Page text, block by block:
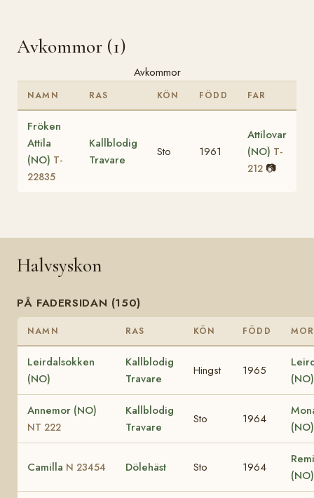
Avkommor (1)
Avkommor
NAMN RAS KÖN FÖDD FAR
Fröken
Attila
(NO) T-
22835
Kallblodig
Travare
Sto 1961
Attilovar
(NO) T-
212 📷
Halvsyskon
PÅ FADERSIDAN (150)
NAMN RAS KÖN FÖDD MOR
Leirdalsokken
(NO)
Kallblodig
Travare
Hingst 1965
(NO)
Annemor (NO)
NT 222
Kallblodig
Travare
Sto 1964
Camilla N 23454 Dölehäst Sto 1964
(NO)